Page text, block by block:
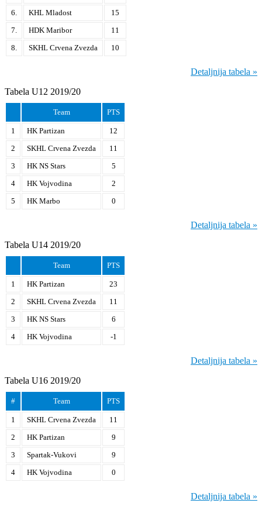
6.
KHL Mladost
15
7.
HDK Maribor
11
8.
SKHL Crvena Zvezda 10
Detaljnija tabela »
Tabela U12 2019/20
Team PTS
1 HK Partizan
12
2
SKHL Crvena Zvezda
11
3
HK NS Stars
5
4
HK Vojvodina
2
5
HK Marbo 0
Detaljnija tabela »
Tabela U14 2019/20
Team PTS
1 HK Partizan
23
2
SKHL Crvena Zvezda
11
3
HK NS Stars
6
4
HK Vojvodina -1
Detaljnija tabela »
Tabela U16 2019/20
# Team PTS
1 SKHL Crvena Zvezda
11
2
HK Partizan
9
3
Spartak-Vukovi
9
4
HK Vojvodina 0
Detaljnija tabela »